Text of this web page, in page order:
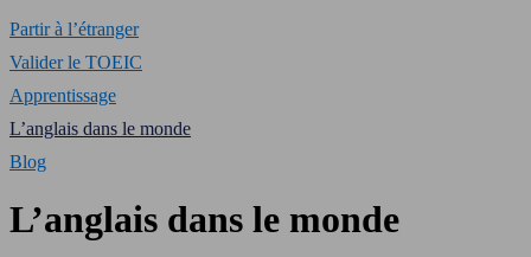
Partir à l’étranger
Valider le TOEIC
Apprentissage
L’anglais dans le monde
Blog
L’anglais dans le monde